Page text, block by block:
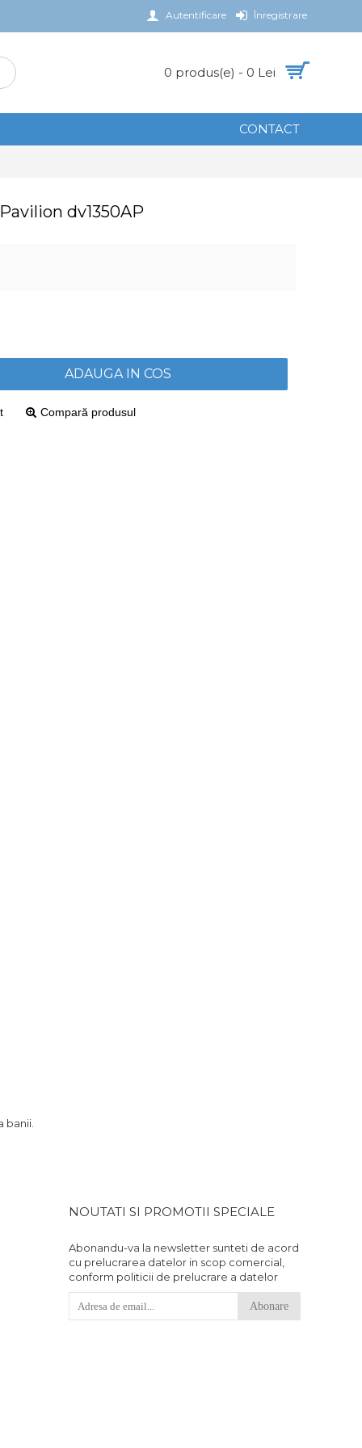
Autentificare Înregistrare
0 produs(e) - 0 Lei
CONTACT
dv1350AP
ADAUGA IN COS
Compară produsul
banii.
NOUTATI SI PROMOTII SPECIALE
Abonandu-va la newsletter sunteti de acord
cu prelucrarea datelor in scop comercial,
conform politicii de prelucrare a datelor
Abonare